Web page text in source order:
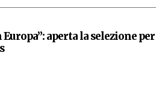
aperta la selezione per